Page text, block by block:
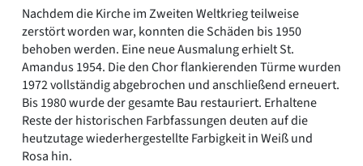
Nachdem die Kirche im Zweiten Weltkrieg teilweise
zerstört worden war, konnten die Schäden bis 1950
behoben werden. Eine neue Ausmalung erhielt St.
Amandus 1954. Die den Chor flankierenden Türme wurden
1972 vollständig abgebrochen und anschließend erneuert.
Bis 1980 wurde der gesamte Bau restauriert. Erhaltene
Reste der historischen Farbfassungen deuten auf die
heutzutage wiederhergestellte Farbigkeit in Weiß und
Rosa hin.